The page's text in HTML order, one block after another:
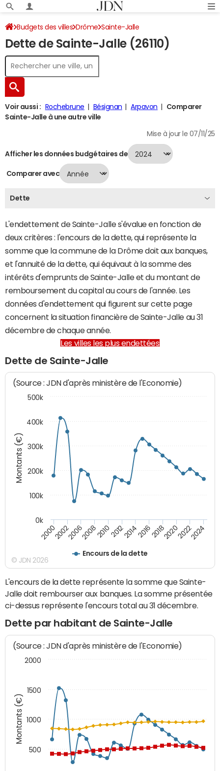
Budgets des villes Drôme Sainte-Jalle
Dette au 31/12/2024
Dette de Sainte-Jalle (26110)
Voir aussi : Rochebrune Bésignan Arpavon
Comparer
Sainte-Jalle à une autre ville
Mise à jour le 07/11/25
Afficher les données budgétaires de
Comparer avec
Dette
L'endettement de Sainte-Jalle s'évalue en fonction de
deux critères : l'encours de la dette, qui représente la
somme que la commune de la Drôme doit aux banques,
et l'annuité de la dette, qui équivaut à la somme des
intérêts d'emprunts de Sainte-Jalle et du montant de
remboursement du capital au cours de l'année. Les
données d'endettement qui figurent sur cette page
concernent la situation financière de Sainte-Jalle au 31
décembre de chaque année.
Les villes les plus endettées
Dette de Sainte-Jalle
Montants (€)
(Source : JDN d'après ministère de l'Economie)
Encours de la dette
200020022006200820102012201420162018202020222024
0k
100k
200k
300k
400k
500k
© JDN 2026
L'encours de la dette représente la somme que Sainte-
Jalle doit rembourser aux banques. La somme présentée
ci-dessus représente l'encours total au 31 décembre.
Dette par habitant de Sainte-Jalle
Montants (€)
(Source : JDN d'après ministère de l'Economie)
500
1000
1500
2000